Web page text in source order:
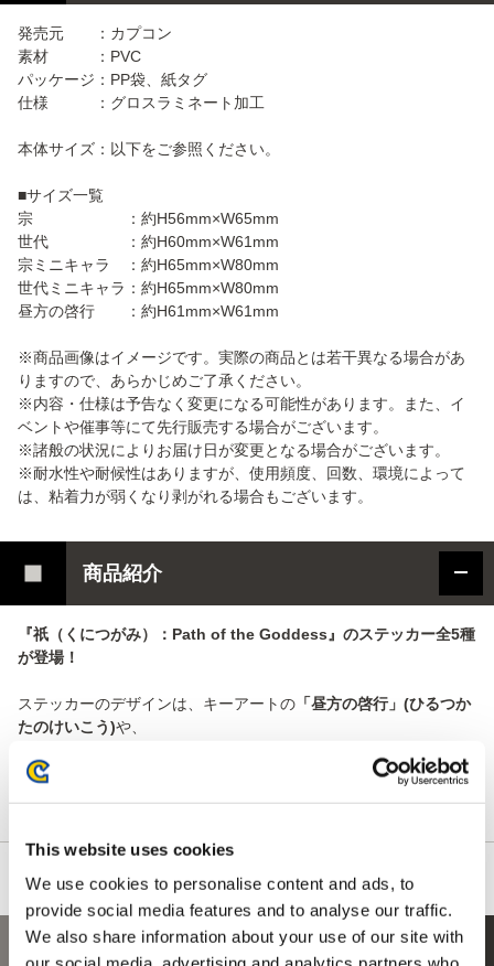
This website uses cookies
We use cookies to personalise content and ads, to
provide social media features and to analyse our traffic.
We also share information about your use of our site with
発売元 ：カプコン
素材 ：PVC
パッケージ：PP袋、紙タグ
仕様 ：グロスラミネート加工
本体サイズ：以下をご参照ください。
■サイズ一覧
宗 ：約H56mm×W65mm
世代 ：約H60mm×W61mm
宗ミニキャラ ：約H65mm×W80mm
世代ミニキャラ：約H65mm×W80mm
昼方の啓行 ：約H61mm×W61mm
※商品画像はイメージです。実際の商品とは若干異なる場合があ
りますので、あらかじめご了承ください。
※内容・仕様は予告なく変更になる可能性があります。また、イ
ベントや催事等にて先行販売する場合がございます。
※諸般の状況によりお届け日が変更となる場合がございます。
※耐水性や耐候性はありますが、使用頻度、回数、環境によって
は、粘着力が弱くなり剥がれる場合もございます。
商品紹介
『祇（くにつがみ）：Path of the Goddess』のステッカー全5種
が登場！
ステッカーのデザインは、キーアートの 「昼方の啓行」(ひるつか
たのけいこう)や、
き下ろしのミニキャライラストの「宗」と「世代」
あなたにおすすめの商品